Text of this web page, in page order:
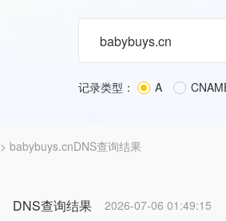
记录类型： A
> babybuys.cnDNS查询结果
DNS查询结果 2026-07-06 01:49:15